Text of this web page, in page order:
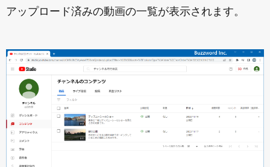
アップロード済みの動画の一覧が表示されます。